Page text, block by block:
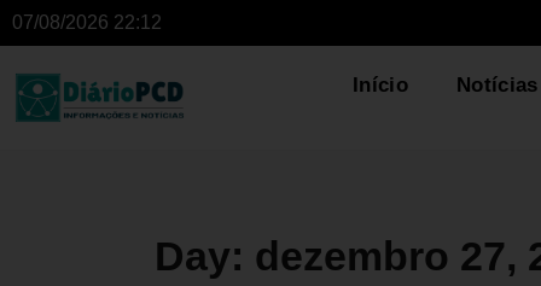
07/08/2026 22:12
Início Notícias
Day: dezembro 27,